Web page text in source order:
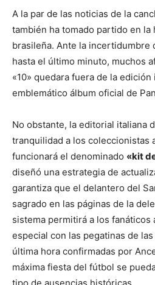
A la par de las noticias de la
también ha tomado partido en
brasileña. Ante la incertidumbre
hasta el último minuto, muchos
«10» quedara fuera de la edición
emblemático álbum oficial de
No obstante, la editorial italiana
tranquilidad a los coleccionistas
funcionará el denominado «kit
diseñó una estrategia de
garantiza que el delantero del
sagrado en las páginas de la
sistema permitirá a los fanáticos
especial con las pegatinas de
última hora confirmadas por
máxima fiesta del fútbol se